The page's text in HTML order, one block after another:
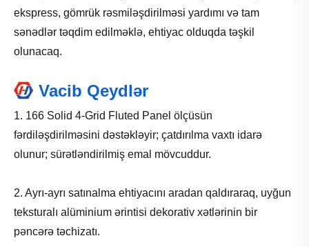
ekspress, gömrük rəsmiləşdirilməsi yardımı və tam
sənədlər təqdim edilməklə, ehtiyac olduqda təşkil
olunacaq.
Vacib Qeydlər
1. 166 Solid 4-Grid Fluted Panel ölçüsün
fərdiləşdirilməsini dəstəkləyir; çatdırılma vaxtı idarə
olunur; sürətləndirilmiş emal mövcuddur.
2. Ayrı-ayrı satınalma ehtiyacını aradan qaldıraraq, uyğun
teksturalı alüminium ərintisi dekorativ xətlərinin bir
pəncərə təchizatı.